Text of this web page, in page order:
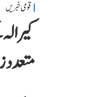
قومی خبریں
متعدد